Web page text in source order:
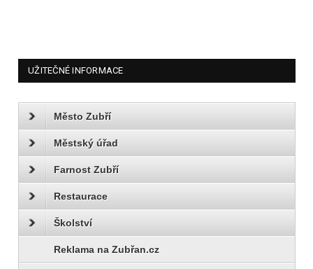
UŽITEČNÉ INFORMACE
Město Zubří
Městský úřad
Farnost Zubří
Restaurace
Školství
Reklama na Zubřan.cz